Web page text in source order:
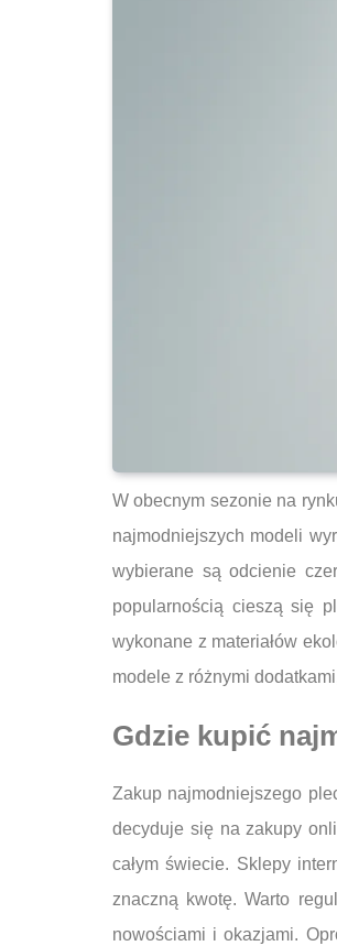
W obecnym sezonie na
najmodniejszych modeli
wybierane są odcienie
popularnością cieszą się
wykonane z materiałów
modele z różnymi
Gdzie kupić
Zakup najmodniejszego
decyduje się na zakupy
całym świecie. Sklepy
znaczną kwotę. Warto
nowościami i okazjami.